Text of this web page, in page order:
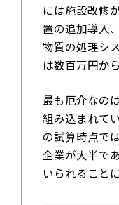
には施設改修
置の追加導入
物質の処理シ
は数百万円か
最も厄介なの
組み込まれて
の試算時点で
企業が大半で
いられること